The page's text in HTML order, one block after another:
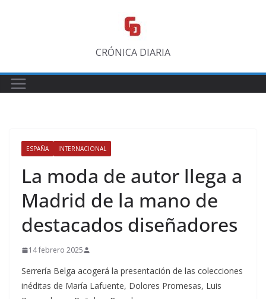
CRÓNICA DIARIA
ESPAÑA INTERNACIONAL
La moda de autor llega a
Madrid de la mano de
destacados diseñadores
14 febrero 2025
Serrería Belga acogerá la presentación de las colecciones
inéditas de María Lafuente, Dolores Promesas, Luis